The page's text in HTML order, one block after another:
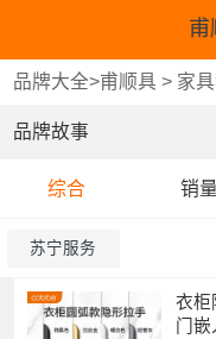
甫
品牌大全>甫顺具 > 家具
品牌故事
综合 销量
苏宁服务
衣柜
门嵌